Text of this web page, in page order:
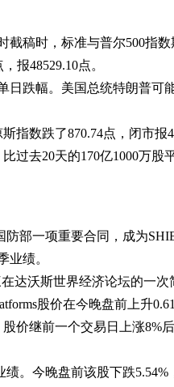
稿时，标准与普尔500指
报48529.10点。
跌幅。美国总统特朗普
指数跌了870.74点，闭市
过去20天的170亿1000万股
部一项重要合同，成为
业绩。
达沃斯世界经济论坛的
股价在今晚盘前上升
继前一个交易日上涨8%
。今晚盘前该股下跌5.54%